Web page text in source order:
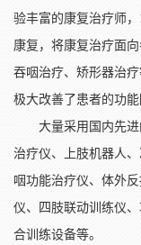
验丰富的康复治疗师
康复，将康复治疗面
吞咽治疗、矫形器治
极大改善了患者的功能
大量采用国内先
治疗仪、上肢机器人
咽功能治疗仪、体外
仪、四肢联动训练仪
合训练设备等。